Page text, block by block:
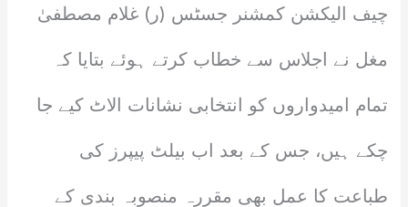
چیف الیکشن کمشنر جسٹس (ر) غلام مصطفیٰ
مغل نے اجلاس سے خطاب کرتے ہوئے بتایا کہ
تمام امیدواروں کو انتخابی نشانات الاٹ کیے جا
چکے ہیں، جس کے بعد اب بیلٹ پیپرز کی
طباعت کا عمل بھی مقررہ منصوبہ بندی کے